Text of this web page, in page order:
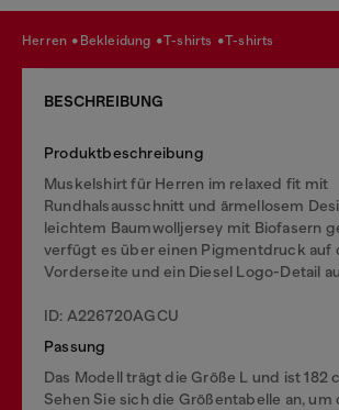
herren bekleidung t-shirts t-shirts
BESCHREIBUNG
Produktbeschreibung
Muskelshirt für Herren im relaxed fit mit
Rundhalsausschnitt und ärmellosem
leichtem Baumwolljersey mit Biofasern
verfügt es über einen Pigmentdruck auf
Vorderseite und ein Diesel Logo-Detail
ID: A226720AGCU
Passung
Das Modell trägt die Größe L und ist 182
Sehen Sie sich die Größentabelle an, um